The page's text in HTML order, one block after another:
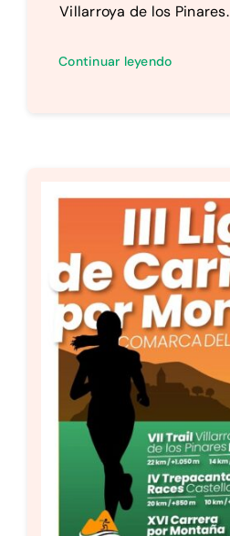
Villarroya de los Pinares.
Continuar leyendo